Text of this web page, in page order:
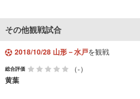
その他観戦試合
2018/10/28 山形－水戸を観戦
総合評価
（-）
黄葉